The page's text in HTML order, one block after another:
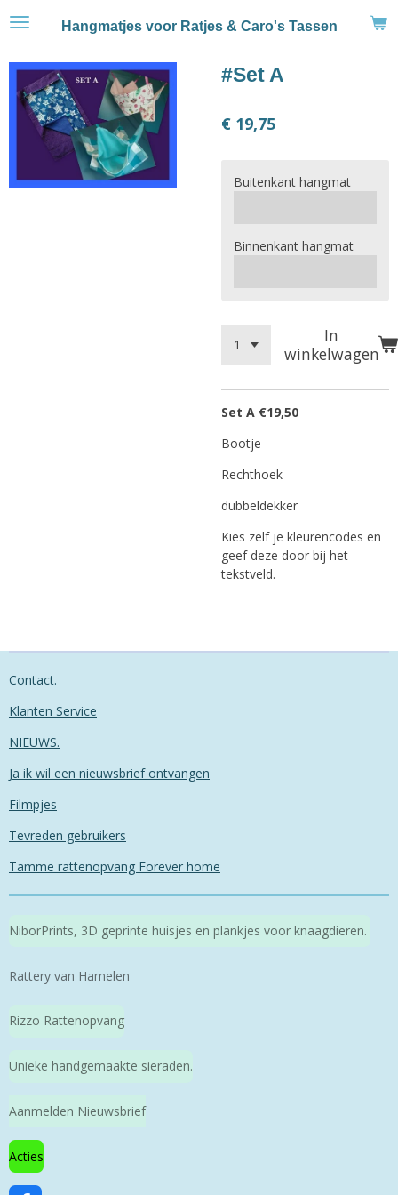
Ga
de
hoofdinhoud
Hangmatjes voor Ratjes & Caro's Tassen
#Set A
€ 19,75
Buitenkant hangmat
Binnenkant hangmat
In
winkelwagen
Set A €19,50
Bootje
Rechthoek
dubbeldekker
Kies zelf je kleurencodes en
geef deze door bij het
tekstveld.
Contact.
Klanten Service
NIEUWS.
Ja ik wil een nieuwsbrief ontvangen
Filmpjes
Tevreden gebruikers
Tamme rattenopvang Forever home
NiborPrints, 3D geprinte huisjes en plankjes voor knaagdieren.
Rattery van Hamelen
Rizzo Rattenopvang
Unieke handgemaakte sieraden.
Aanmelden Nieuwsbrief
Acties